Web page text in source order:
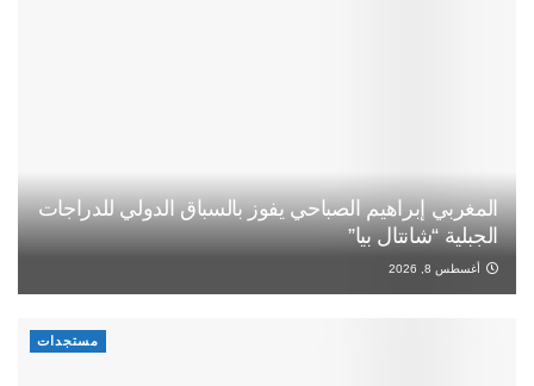
المغربي إبراهيم الصباحي يفوز بالسباق الدولي للدراجات
الجبلية “شانتال بيا”
أغسطس 8, 2026
مستجدات